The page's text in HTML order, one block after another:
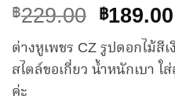
฿229.00 Original
price
was:
฿
฿189.00
ต่างหูเพชร CZ รูปดอกไม้สี
สไตล์ขอเกี่ยว น้ำหนักเบา ใ
ค่ะ